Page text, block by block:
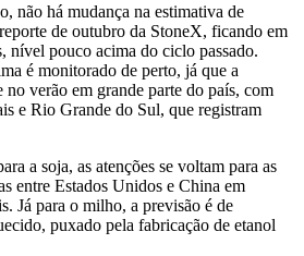
não há mudança na estimativa de
de outubro da StoneX, ficando em
nível pouco acima do ciclo passado.
é monitorado de perto, já que a
verão em grande parte do país, com
e Rio Grande do Sul, que registram
a soja, as atenções se voltam para as
entre Estados Unidos e China em
Já para o milho, a previsão é de
puxado pela fabricação de etanol